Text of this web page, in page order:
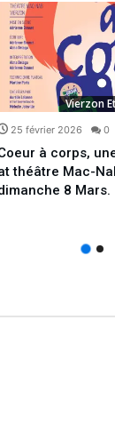
Vierzon
25 février 2026 0
à corps,
théâtre Mac-
8 Mars.